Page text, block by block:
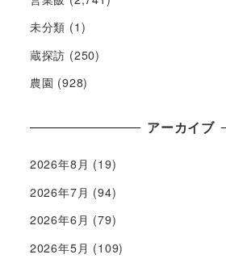
未分類 (1)
蔵探訪 (250)
農園 (928)
アーカイブ
2026年8月 (19)
2026年7月 (94)
2026年6月 (79)
2026年5月 (109)